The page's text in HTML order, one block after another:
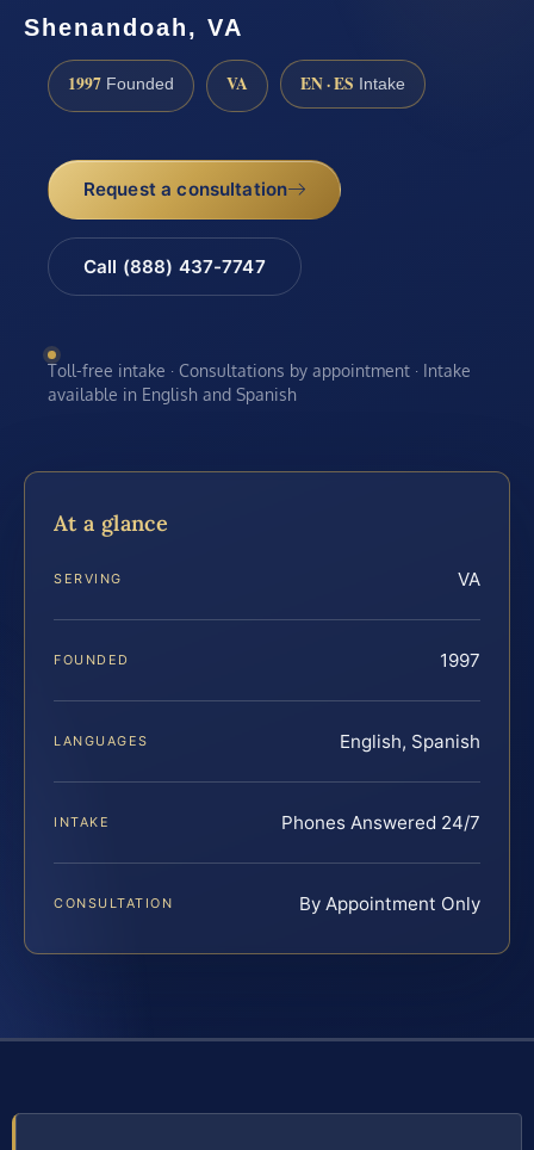
Shenandoah, VA
1997 Founded VA EN · ES Intake
Request a consultation
Call (888) 437-7747
Toll-free intake · Consultations by appointment · Intake
available in English and Spanish
At a glance
SERVING VA
FOUNDED 1997
LANGUAGES English, Spanish
INTAKE Phones Answered 24/7
CONSULTATION By Appointment Only